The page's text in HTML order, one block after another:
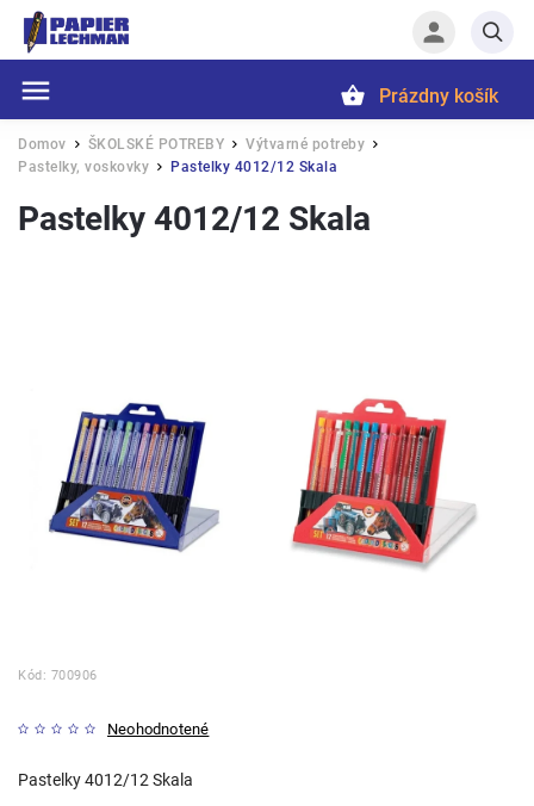
Hľadať
Prázdny košík
Domov / ŠKOLSKÉ POTREBY / Výtvarné potreby /
Pastelky, voskovky / Pastelky 4012/12 Skala
Pastelky 4012/12 Skala
Kód: 700906
Neohodnotené
Pastelky 4012/12 Skala